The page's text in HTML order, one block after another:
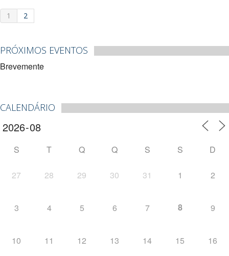
1 2
PRÓXIMOS EVENTOS
Brevemente
CALENDÁRIO
S T Q Q S S D
27 28 29 30 31 1 2
3 4 5 6 7 8 9
10 11 12 13 14 15 16